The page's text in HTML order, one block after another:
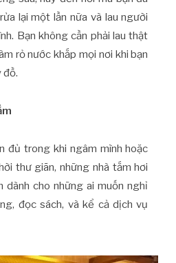
lại một lần nữa và lau người
Bạn không cần phải lau thật
rỏ nước khắp mọi nơi khi bạn
đồ.
đủ trong khi ngâm mình hoặc
thư giãn, những nhà tắm hơi
dành cho những ai muốn nghỉ
đọc sách, và kể cả dịch vụ